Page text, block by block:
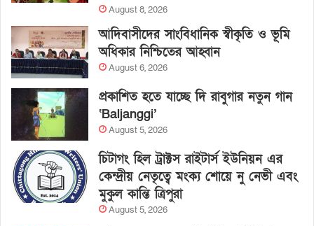
August 8, 2026
আদিবাসীদের সাংবিধানিক স্বীকৃতি ও ভূমি
অধিকার নিশ্চিতের আহ্বান
August 6, 2026
প্রকাশিত হতে যাচ্ছে দি রাবুগার নতুন গান
‘Baljanggi’
August 5, 2026
চিটাগং হিল ট্রাক্টস রাইটার্স ইউনিয়ন এর
কেন্দ্রীয় নেতৃত্বে মংক্য শোয়ে নু নেভী এবং
মুকুল কান্তি ত্রিপুরা
August 5, 2026